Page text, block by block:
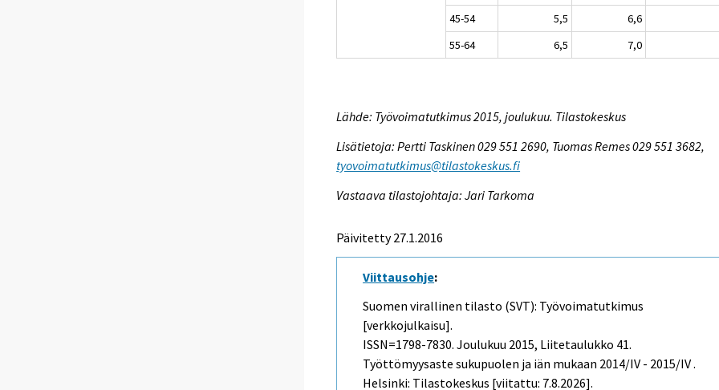
45-54
5,5 6,6
55-64
6,5 7,0
Lähde: Työvoimatutkimus 2015, joulukuu. Tilastokeskus
Lisätietoja: Pertti Taskinen 029 551 2690, Tuomas Remes 029 551 3682,
tyovoimatutkimus@tilastokeskus.fi
Vastaava tilastojohtaja: Jari Tarkoma
Päivitetty 27.1.2016
Viittausohje:
Suomen virallinen tilasto (SVT): Työvoimatutkimus
[verkkojulkaisu].
ISSN=1798-7830.Joulukuu 2015, Liitetaulukko 41.
Työttömyysaste sukupuolen ja iän mukaan 2014/IV - 2015/IV .
Helsinki: Tilastokeskus [viitattu: 7.8.2026].